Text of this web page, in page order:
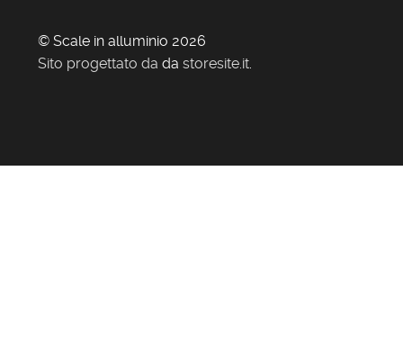
© Scale in alluminio 2026
Sito progettato da da storesite.it.